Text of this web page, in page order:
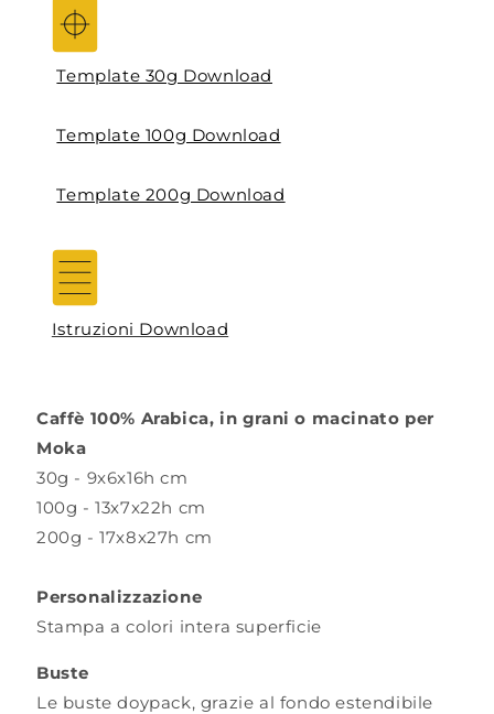
Template 30g Download
Template 100g Download
Template 200g Download
Istruzioni Download
Caffè 100% Arabica, in grani o macinato per
Moka
30g - 9x6x16h cm
100g -13x7x22h cm
200g -17x8x27h cm
Personalizzazione
Stampa a colori intera superficie
Buste
Le buste doypack, grazie al fondo estendibile